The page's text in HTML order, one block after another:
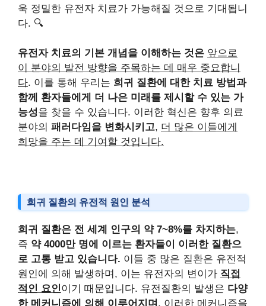
욱 정밀한 유전자 치료가 가능해질 것으로 기대됩니
다. 🔍
유전자 치료의 기본 개념을 이해하는 것은 앞으로
이 분야의 발전 방향을 주목하는 데 매우 중요합니
다. 이를 통해 우리는 희귀 질환에 대한 치료 방법과
함께 환자들에게 더 나은 미래를 제시할 수 있는 가
능성을 찾을 수 있습니다. 이러한 혁신은 향후 의료
분야의 패러다임을 변화시키고, 더 많은 이들에게
희망을 주는 데 기여할 것입니다.
희귀 질환의 유전적 원인 분석
희귀 질환은 전 세계 인구의 약 7~8%를 차지하는,
즉 약 4000만 명에 이르는 환자들이 이러한 질환으
로 고통 받고 있습니다. 이들 중 많은 질환은 유전적
원인에 의해 발생하며, 이는 유전자의 변이가 직접
적인 요인이기 때문입니다. 유전질환의 발생은 다양
한 메커니즘에 의해 이루어지며 , 이러한 메커니즘을